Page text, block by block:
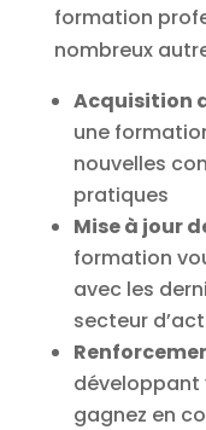
formation
nombreux
Acquisition
une
nouvelles
pratiques
Mise à jour
formation
avec les
secteur
développant
gagnez en